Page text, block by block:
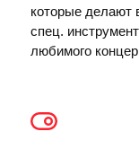
которые делают
спец.
любимого